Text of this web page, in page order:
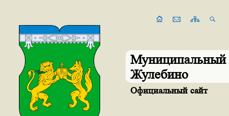
Муниципальный
Жулебино
Официальный сайт